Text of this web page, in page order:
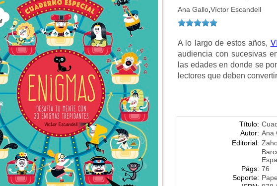
Ana Gallo,Víctor Escandell
A lo largo de estos años,
audiencia con sucesivas
las edades en donde se
lectores que deben
Título:
Autor: Ana
Editorial:
Págs: 76
Soporte: